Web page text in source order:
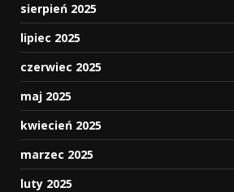
sierpień 2025
lipiec 2025
czerwiec 2025
maj 2025
kwiecień 2025
marzec 2025
luty 2025